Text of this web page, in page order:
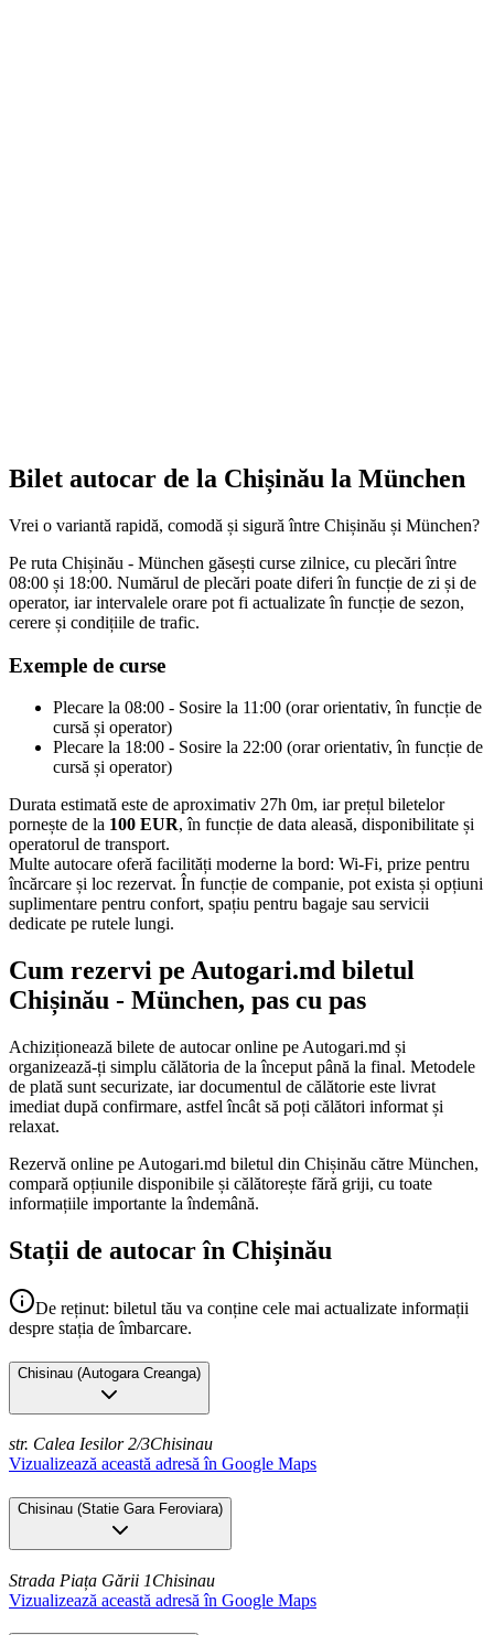
Bilet autocar de la Chișinău la München
Vrei o variantă rapidă, comodă și sigură între Chișinău și München?
Pe ruta Chișinău - München găsești curse zilnice, cu plecări între
08:00 și 18:00. Numărul de plecări poate diferi în funcție de zi și de
operator, iar intervalele orare pot fi actualizate în funcție de sezon,
cerere și condițiile de trafic.
Exemple de curse
Plecare la 08:00 - Sosire la 11:00 (orar orientativ, în funcție de
cursă și operator)
Plecare la 18:00 - Sosire la 22:00 (orar orientativ, în funcție de
cursă și operator)
Durata estimată este de aproximativ 27h 0m, iar prețul biletelor
pornește de la 100 EUR, în funcție de data aleasă, disponibilitate și
operatorul de transport.
Multe autocare oferă facilități moderne la bord: Wi-Fi, prize pentru
încărcare și loc rezervat. În funcție de companie, pot exista și opțiuni
suplimentare pentru confort, spațiu pentru bagaje sau servicii
dedicate pe rutele lungi.
Cum rezervi pe Autogari.md biletul
Chișinău - München, pas cu pas
Achiziționează bilete de autocar online pe Autogari.md și
organizează-ți simplu călătoria de la început până la final. Metodele
de plată sunt securizate, iar documentul de călătorie este livrat
imediat după confirmare, astfel încât să poți călători informat și
relaxat.
Rezervă online pe Autogari.md biletul din Chișinău către München,
compară opțiunile disponibile și călătorește fără griji, cu toate
informațiile importante la îndemână.
Stații de autocar în Chișinău
De reținut: biletul tău va conține cele mai actualizate informații
despre stația de îmbarcare.
Chisinau (Autogara Creanga)
str. Calea Iesilor 2/3Chisinau
Vizualizează această adresă în Google Maps
Chisinau (Statie Gara Feroviara)
Strada Piața Gării 1Chisinau
Vizualizează această adresă în Google Maps